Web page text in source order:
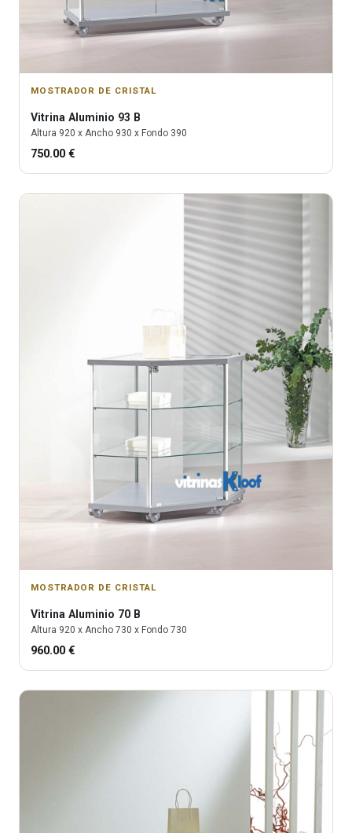
MOSTRADOR DE CRISTAL
Vitrina Aluminio 93 B
Altura 920 x Ancho 930 x Fondo 390
750.00 €
MOSTRADOR DE CRISTAL
Vitrina Aluminio 70 B
Altura 920 x Ancho 730 x Fondo 730
960.00 €